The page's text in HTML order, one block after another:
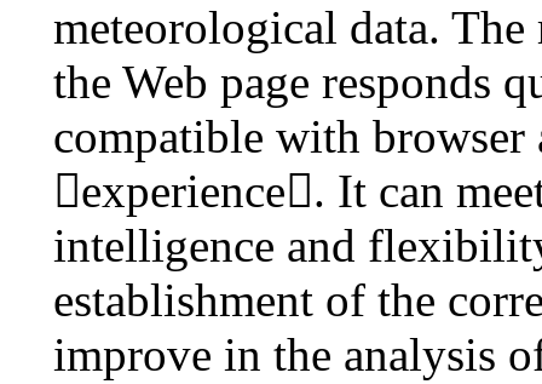
meteorological data.
the Web page responds
compatible with browser
experience. It can
intelligence and
establishment of the
improve in the analysis